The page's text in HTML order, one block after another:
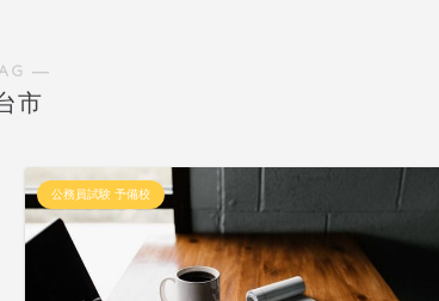
―
市
公務員試験 予備校